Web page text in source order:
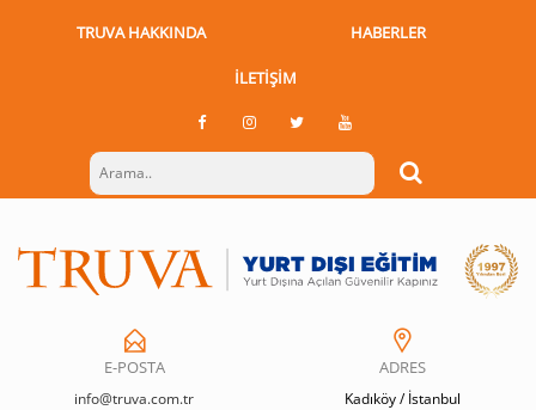
TRUVA HAKKINDA HABERLER
İLETIŞIM
ADRES
Kadıköy / İstanbul
E-POSTA
info@truva.com.tr